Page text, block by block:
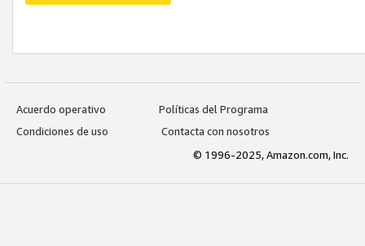
Acuerdo operativo
Políticas del Programa
Condiciones de uso
Contacta con nosotros
© 1996-2025, Amazon.com, Inc.